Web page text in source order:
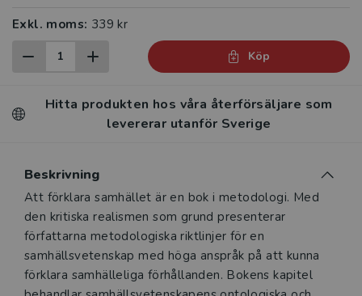
Exkl. moms: 339 kr
Köp
Hitta produkten hos våra återförsäljare som
levererar utanför Sverige
Beskrivning
Beskrivning
Att förklara samhället är en bok i metodologi. Med
den kritiska realismen som grund presenterar
författarna metodologiska riktlinjer för en
samhällsvetenskap med höga anspråk på att kunna
förklara samhälleliga förhållanden. Bokens kapitel